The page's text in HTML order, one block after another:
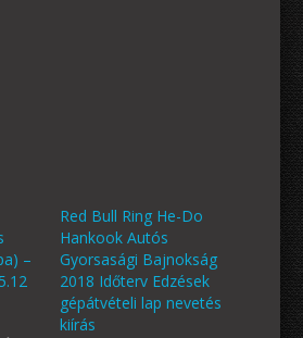
–
Red Bull Ring He-Do
Hankook Autós
Gyorsasági Bajnokság
2018 Időterv Edzések
gépátvételi lap nevetés
kiírás